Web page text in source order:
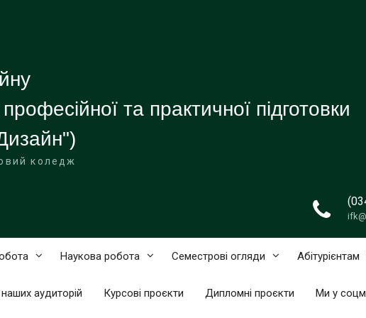
та практичної підготовки
коледж
Наукова робота Семестрові огляди Абітурієнтам
аудиторій Курсові проєкти Дипломні проєкти Ми у